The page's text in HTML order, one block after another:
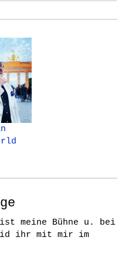
ist meine Bühne u. bei
ihr mit mir im